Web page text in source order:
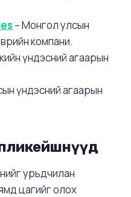
– Монгол улсын
компани.
үндэсний агаарын
үндэсний агаарын
урьдчилан
цагийг олох